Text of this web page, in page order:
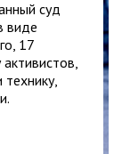
суд
виде
17